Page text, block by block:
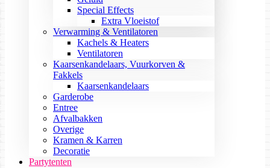
Special Effects
Extra Vloeistof
Verwarming & Ventilatoren
Kachels & Heaters
Ventilatoren
Kaarsenkandelaars, Vuurkorven &
Fakkels
Kaarsenkandelaars
Garderobe
Entree
Afvalbakken
Overige
Kramen & Karren
Decoratie
Partytenten